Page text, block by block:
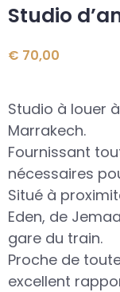
Studio
€ 70,00
Studio à louer
Marrakech.
Fournissant
nécessaires
Situé à
Eden, de
gare du train.
Proche de
excellent